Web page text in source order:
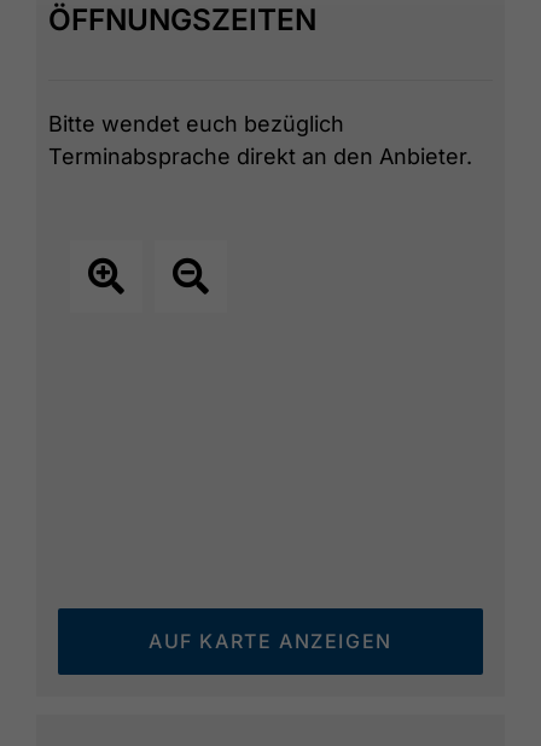
ÖFFNUNGSZEITEN
Bitte wendet euch bezüglich
Terminabsprache direkt an den Anbieter.
AUF KARTE ANZEIGEN